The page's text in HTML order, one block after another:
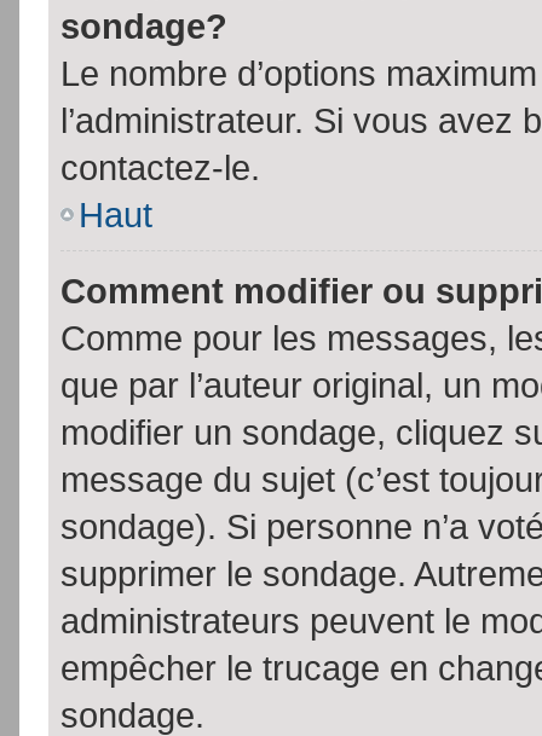
sondage?
Le nombre d’options
l’administrateur. Si vous avez
contactez-le.
Haut
Comment modifier ou
Comme pour les messages,
que par l’auteur original, un
modifier un sondage, cliquez
message du sujet (c’est
sondage). Si personne n’a
supprimer le sondage.
administrateurs peuvent le
empêcher le trucage en
sondage.